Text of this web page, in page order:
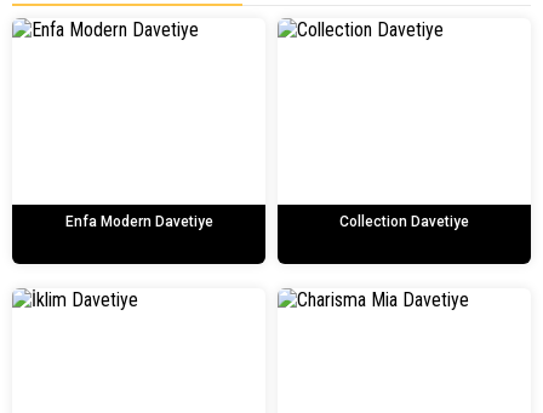
Enfa Modern Davetiye Collection Davetiye